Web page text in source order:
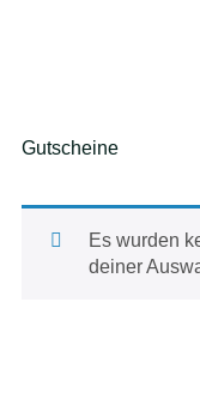
Gutscheine
Es wurden
deiner